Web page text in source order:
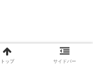
トップ サイドバー